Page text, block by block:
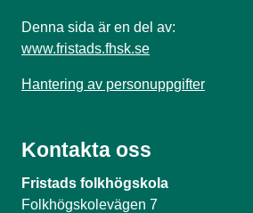
Denna sida är en del av:
www.fristads.fhsk.se
Hantering av personuppgifter
Kontakta oss
Fristads folkhögskola
Folkhögskolevägen 7